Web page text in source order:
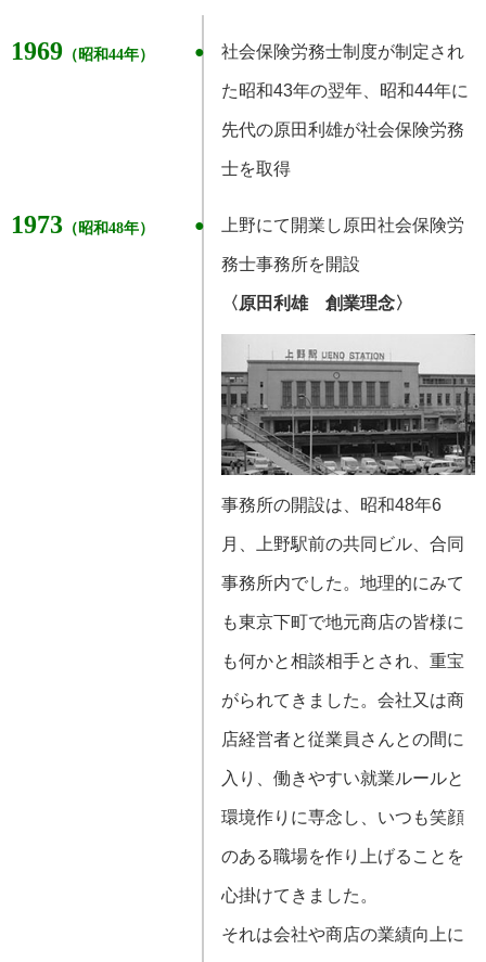
1969 （昭和44年） 社会保険労務士制度が制定され
た昭和43年の翌年、昭和44年に
先代の原田利雄が社会保険労務
士を取得
1973 （昭和48年） 上野にて開業し原田社会保険労
務士事務所を開設
〈原田利雄 創業理念〉
事務所の開設は、昭和48年6
月、上野駅前の共同ビル、合同
事務所内でした。地理的にみて
も東京下町で地元商店の皆様に
も何かと相談相手とされ、重宝
がられてきました。会社又は商
店経営者と従業員さんとの間に
入り、働きやすい就業ルールと
環境作りに専念し、いつも笑顔
のある職場を作り上げることを
心掛けてきました。
それは会社や商店の業績向上に